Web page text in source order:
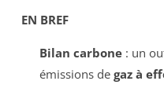
EN BREF
Bilan carbone: un
émissions de gaz à